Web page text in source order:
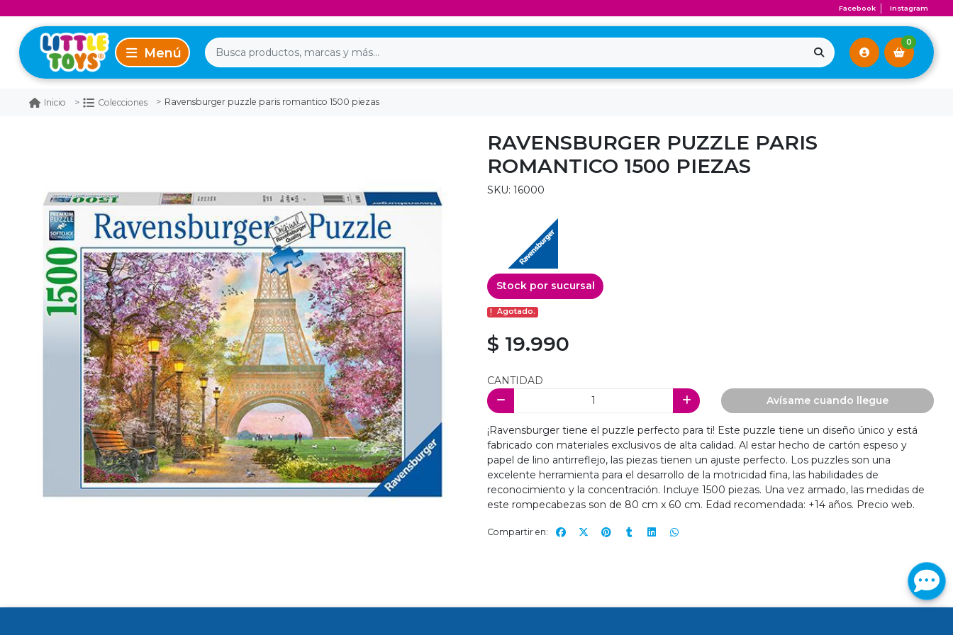
Facebook Instagram
0
Inicio Colecciones Ravensburger puzzle paris romantico 1500 piezas
RAVENSBURGER PUZZLE PARIS
ROMANTICO 1500 PIEZAS
SKU: 16000
Stock por sucursal
Agotado.
$ 19.990
CANTIDAD
Avísame cuando llegue
¡Ravensburger tiene el puzzle perfecto para ti! Este puzzle tiene un diseño único y está
fabricado con materiales exclusivos de alta calidad. Al estar hecho de cartón espeso y
papel de lino antirreflejo, las piezas tienen un ajuste perfecto. Los puzzles son una
excelente herramienta para el desarrollo de la motricidad fina, las habilidades de
reconocimiento y la concentración. Incluye 1500 piezas. Una vez armado, las medidas de
este rompecabezas son de 80 cm x 60 cm. Edad recomendada: +14 años. Precio web.
Compartir en: